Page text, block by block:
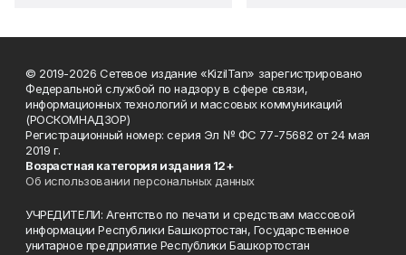
© 2019-2026 Сетевое издание «KizilTan» зарегистрировано
Федеральной службой по надзору в сфере связи,
информационных технологий и массовых коммуникаций
(РОСКОМНАДЗОР)
Регистрационный номер: серия Эл № ФС 77-75682 от 24 мая
2019 г.
Возрастная категория издания 12+
Об использовании персональных данных
УЧРЕДИТЕЛИ: Агентство по печати и средствам массовой
информации Республики Башкортостан, Государственное
унитарное предприятие Республики Башкортостан